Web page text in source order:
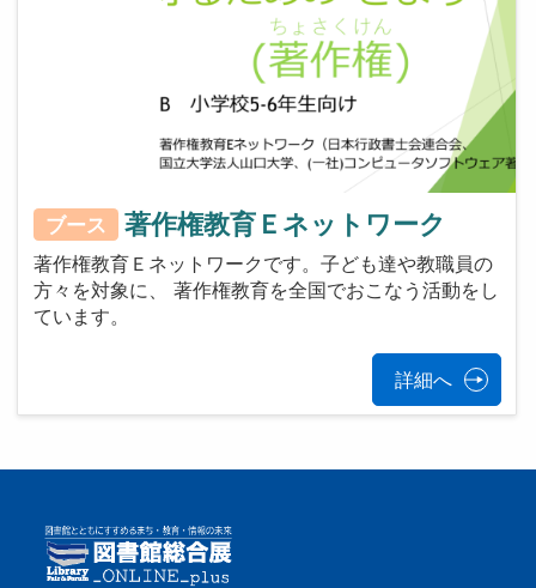
ブース 著作権教育Ｅネットワーク
著作権教育Ｅネットワークです。子ども達や教職員の
方々を対象に、 著作権教育を全国でおこなう活動をし
ています。
詳細へ